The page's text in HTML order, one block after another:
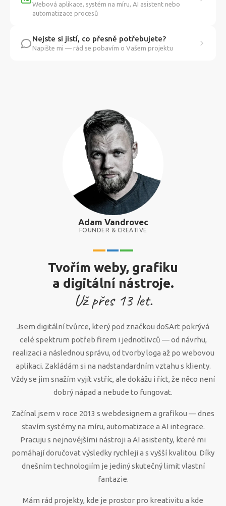
Webová aplikace, systém na míru, AI asistent nebo
automatizace procesů
Nejste si jistí, co přesně potřebujete?
Napište mi — rád se pobavím o Vašem projektu
Adam Vandrovec
FOUNDER & CREATIVE
Tvořím weby, grafiku
a digitální nástroje.
Už přes 13let.
Jsem digitální tvůrce, který pod značkou doSArt pokrývá
celé spektrum potřeb firem i jednotlivců — od návrhu,
realizaci a následnou správu, od tvorby loga až po webovou
aplikaci. Zakládám si na nadstandardním vztahu s klienty.
Vždy se jim snažím vyjít vstříc, ale dokážu i říct, že něco není
dobrý nápad a nebude to fungovat.
Začínal jsem v roce 2013 s webdesignem a grafikou — dnes
stavím systémy na míru, automatizace a AI integrace.
Pracuju s nejnovějšími nástroji a AI asistenty, které mi
pomáhají doručovat výsledky rychleji a s vyšší kvalitou. Díky
dnešním technologiím je jediný skutečný limit vlastní
fantazie.
Mám rád projekty, kde je prostor pro kreativitu a kde